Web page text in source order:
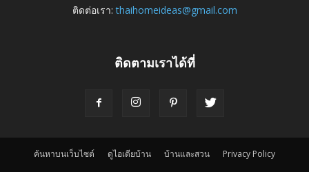
ติดต่อเรา:thaihomeideas@gmail.com
ติดตามเราได้ที่
ค้นหาบนเว็บไซต์ ดูไอเดียบ้าน บ้านและสวน Privacy Policy